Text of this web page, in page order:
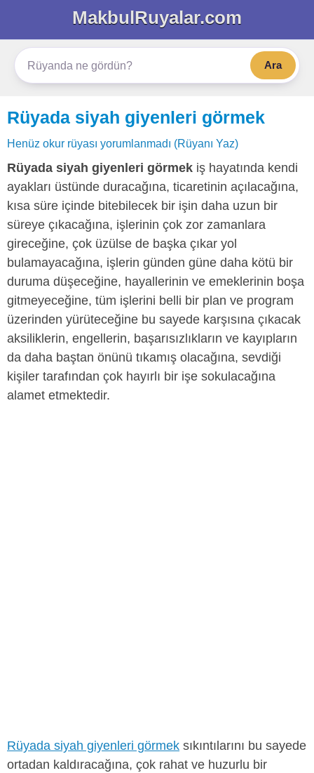
MakbulRuyalar.com
Ara
Rüyada siyah giyenleri görmek
Henüz okur rüyası yorumlanmadı (Rüyanı Yaz)
Rüyada siyah giyenleri görmek iş hayatında kendi
ayakları üstünde duracağına, ticaretinin açılacağına,
kısa süre içinde bitebilecek bir işin daha uzun bir
süreye çıkacağına, işlerinin çok zor zamanlara
gireceğine, çok üzülse de başka çıkar yol
bulamayacağına, işlerin günden güne daha kötü bir
duruma düşeceğine, hayallerinin ve emeklerinin boşa
gitmeyeceğine, tüm işlerini belli bir plan ve program
üzerinden yürüteceğine bu sayede karşısına çıkacak
aksiliklerin, engellerin, başarısızlıkların ve kayıpların
da daha baştan önünü tıkamış olacağına, sevdiği
kişiler tarafından çok hayırlı bir işe sokulacağına
alamet etmektedir.
Rüyada siyah giyenleri görmek sıkıntılarını bu sayede
ortadan kaldıracağına, çok rahat ve huzurlu bir